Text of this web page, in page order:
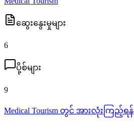
ဆွေးနွေးမှုများ
6
ပို့စ်များ
9
Medical Tourism တွင် အားလုံးကြည့်ရန်